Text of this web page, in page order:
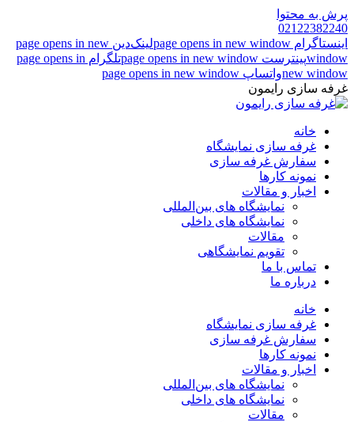
پرش به محتوا
02122382240
اینستاگرام page opens in new window
لینک‌دین page opens in new
windowپینترست page opens in new window
تلگرام page opens in
new windowواتساپ page opens in new window
غرفه سازی رایمون
خانه
غرفه سازی نمایشگاه
سفارش غرفه سازی
نمونه کارها
اخبار و مقالات
نمایشگاه های بین‌المللی
نمایشگاه های داخلی
مقالات
تقویم نمایشگاهی
تماس با ما
درباره ما
خانه
غرفه سازی نمایشگاه
سفارش غرفه سازی
نمونه کارها
اخبار و مقالات
نمایشگاه های بین‌المللی
نمایشگاه های داخلی
مقالات